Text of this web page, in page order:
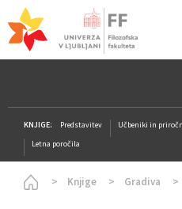
KNJIGE: Predstavitev Učbeniki in
Letna poročila
Homepage
Knjige Gradiva